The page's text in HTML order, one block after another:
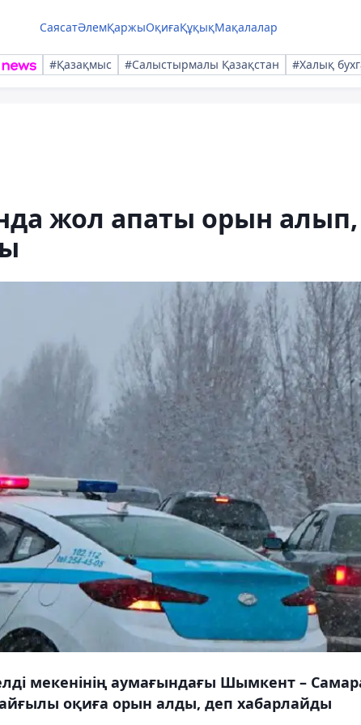
СаясатӘлемҚаржыОқиғаҚұқықМақалалар
#Қазақмыс #Салыстырмалы Қазақстан #Халық
жол апаты орын алып,
мекенінің аумағындағы Шымкент –
оқиға орын алды, деп хабарлайды